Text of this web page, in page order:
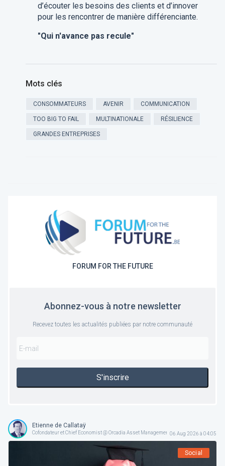
d’écouter les besoins des clients et d’innover
pour les rencontrer de manière différenciante.
"Qui n'avance pas recule"
Mots clés
CONSOMMATEURS AVENIR COMMUNICATION
TOO BIG TO FAIL MULTINATIONALE RÉSILIENCE
GRANDES ENTREPRISES
FORUM FOR THE FUTURE
Abonnez-vous à notre newsletter
Recevez toutes les actualités publiées par notre communauté
S'inscrire
Etienne de Callataÿ
Cofondateur et Chief Economist @ Orcadia Asset Management06 Aug 2026 à 04:05
Social